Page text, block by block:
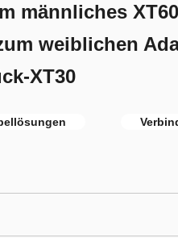
männliches
weiblichen
XT30